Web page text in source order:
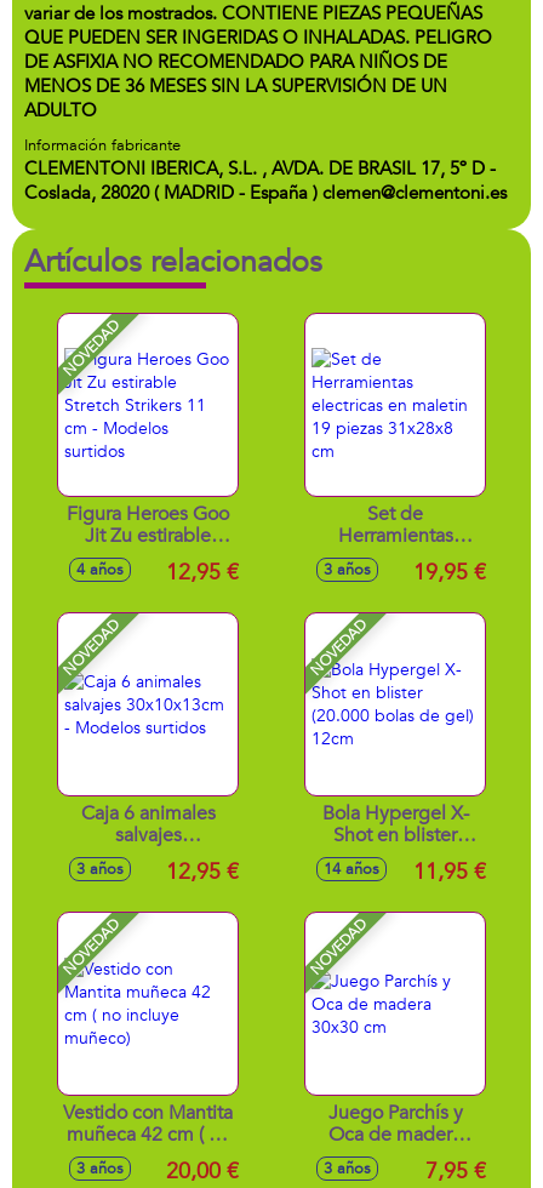
variar de los mostrados. CONTIENE PIEZAS PEQUEÑAS
QUE PUEDEN SER INGERIDAS O INHALADAS. PELIGRO
DE ASFIXIA NO RECOMENDADO PARA NIÑOS DE
MENOS DE 36 MESES SIN LA SUPERVISIÓN DE UN
ADULTO
Información fabricante
CLEMENTONI IBERICA, S.L. , AVDA. DE BRASIL 17, 5º D -
Coslada, 28020 ( MADRID - España ) clemen@clementoni.es
Artículos relacionados
NOVEDAD
Figura Heroes Goo
Jit Zu estirable
Stretch Strikers 11
cm - Modelos
4 años 12,95 €
Set de
Herramientas
electricas en
maletin 19 piezas
3 años 19,95 €
NOVEDAD
Caja 6 animales
salvajes
30x10x13cm -
Modelos surtidos
3 años 12,95 €
NOVEDAD
Bola Hypergel X-
Shot en blister
(20.000 bolas de
gel) 12cm
14 años 11,95 €
NOVEDAD
Vestido con Mantita
muñeca 42 cm ( no
incluye muñeco)
3 años 20,00 €
NOVEDAD
Juego Parchís y
Oca de madera
30x30 cm
3 años 7,95 €